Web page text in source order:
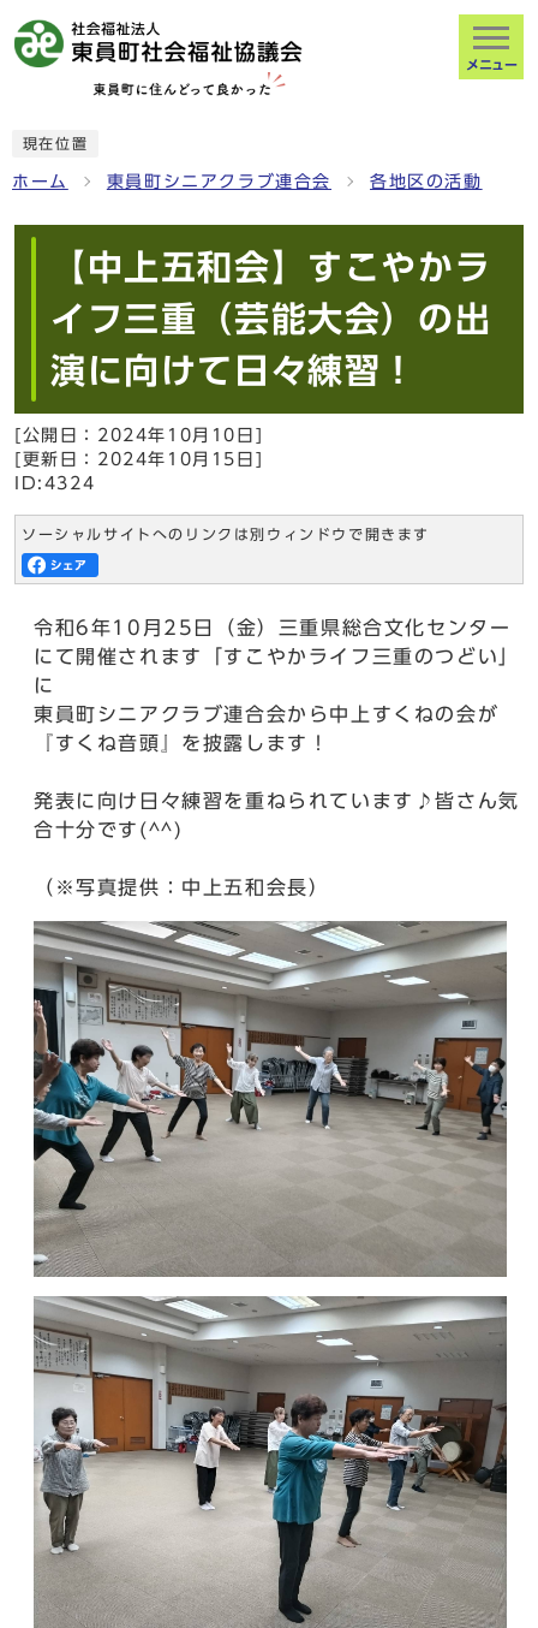
メニュー
現在位置
ホーム 東員町シニアクラブ連合会 各地区の活動
【中上五和会】すこやかラ
イフ三重（芸能大会）の出
演に向けて日々練習！
[公開日： 2024年10月10日
[更新日： 2024年10月15日
ID:4324
ソーシャルサイトへのリンクは別ウィンドウで開きます
令和6年10月25日（金）三重県総合文化センター
にて開催されます「すこやかライフ三重のつどい」
に
東員町シニアクラブ連合会から中上すくねの会が
『すくね音頭』を披露します！
発表に向け日々練習を重ねられています♪皆さん気
合十分です(^^)
（※写真提供：中上五和会長）